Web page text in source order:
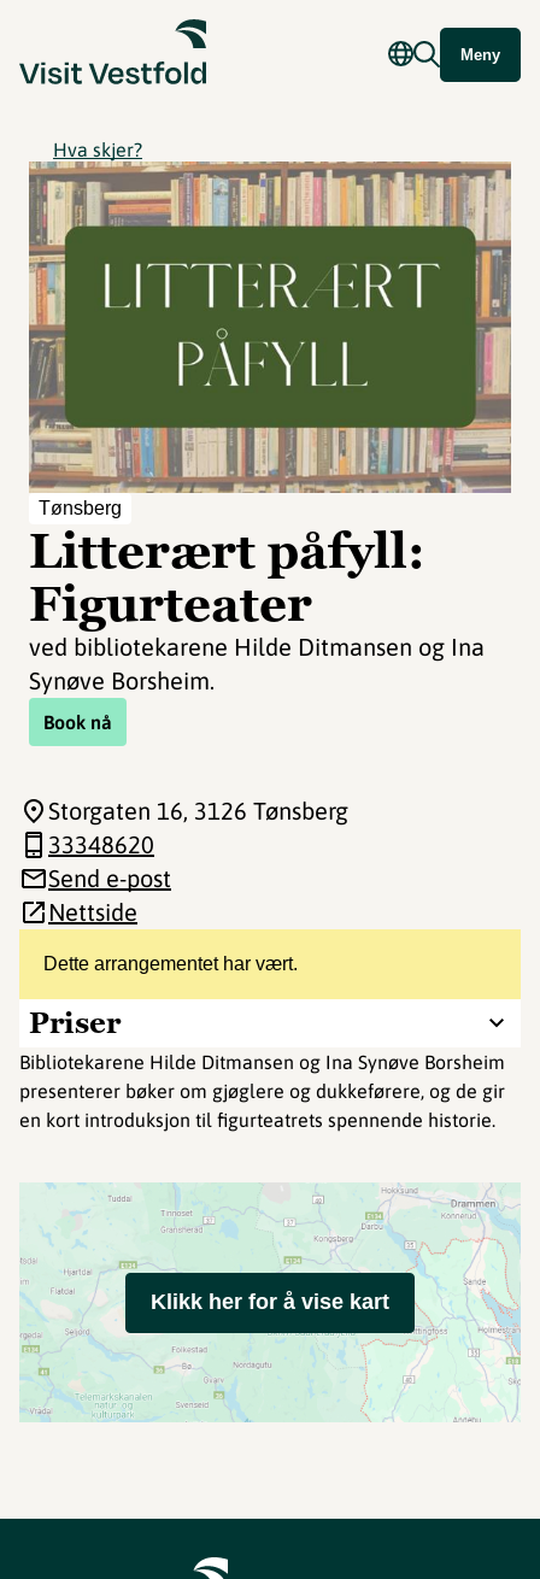
Meny
Hva skjer?
Tønsberg
Litterært påfyll:
Figurteater
ved bibliotekarene Hilde Ditmansen og Ina
Synøve Borsheim.
Book nå
Dette arrangementet har vært.
Priser
Bibliotekarene Hilde Ditmansen og Ina Synøve Borsheim
presenterer bøker om gjøglere og dukkeførere, og de gir
en kort introduksjon til figurteatrets spennende historie.
Storgaten 16, 3126 Tønsberg
33348620
Send e-post
Nettside
Klikk her for å vise kart